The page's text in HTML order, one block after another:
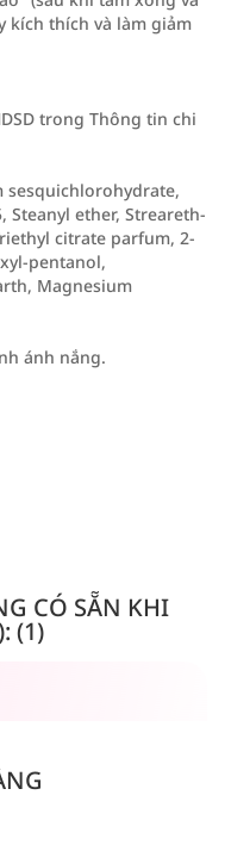
kích thích và làm giảm
trong Thông tin chi
sesquichlorohydrate,
Steanyl ether, Streareth-
citrate parfum, 2-
pentanol,
Magnesium
ánh nắng.
CÓ SẴN KHI
(1)